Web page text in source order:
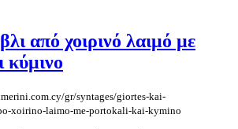
από χοιρινό λαιμό με
κύμινο
gr/syntages/giortes-kai-
xoirino-laimo-me-portokali-kai-kymino